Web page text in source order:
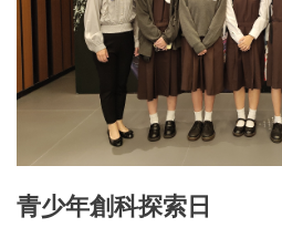
青少年創科探索日